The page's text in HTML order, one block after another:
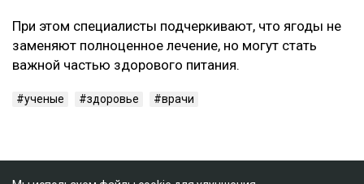
При этом специалисты подчеркивают, что ягоды не
заменяют полноценное лечение, но могут стать
важной частью здорового питания.
ученые здоровье врачи